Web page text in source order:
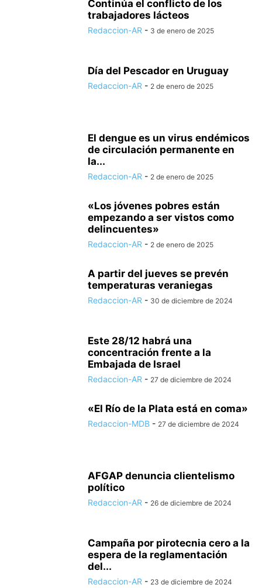
Continúa el conflicto de los
trabajadores lácteos
Redaccion-AR - 3 de enero de 2025
Día del Pescador en Uruguay
Redaccion-AR - 2 de enero de 2025
El dengue es un virus endémicos
de circulación permanente en
la...
Redaccion-AR - 2 de enero de 2025
«Los jóvenes pobres están
empezando a ser vistos como
delincuentes»
Redaccion-AR - 2 de enero de 2025
A partir del jueves se prevén
temperaturas veraniegas
Redaccion-AR - 30 de diciembre de 2024
Este 28/12 habrá una
concentración frente a la
Embajada de Israel
Redaccion-AR - 27 de diciembre de 2024
«El Río de la Plata está en coma»
Redaccion-MDB - 27 de diciembre de 2024
AFGAP denuncia clientelismo
político
Redaccion-AR - 26 de diciembre de 2024
Campaña por pirotecnia cero a la
espera de la reglamentación
del...
Redaccion-AR - 23 de diciembre de 2024